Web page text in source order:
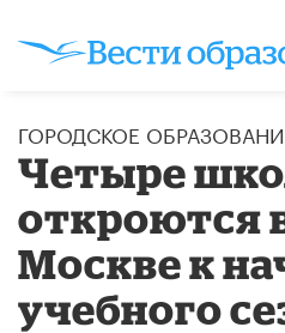
ГОРОДСКОЕ
Четыре
откроются
Москве к
учебного